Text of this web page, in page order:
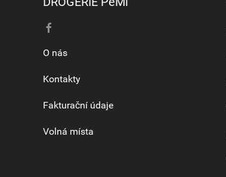
O nás
Kontakty
Fakturační údaje
Volná místa